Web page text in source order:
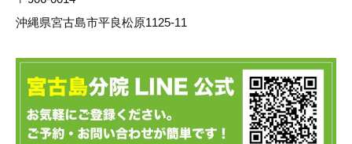
沖縄県宮古島市平良松原1125-11